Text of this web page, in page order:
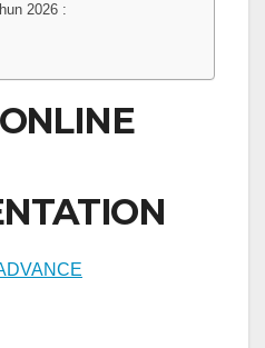
2026 :